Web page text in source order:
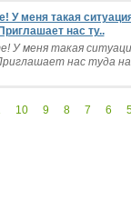
У меня такая
нас ту..
У меня такая
нас туда
10 9 8 7 6